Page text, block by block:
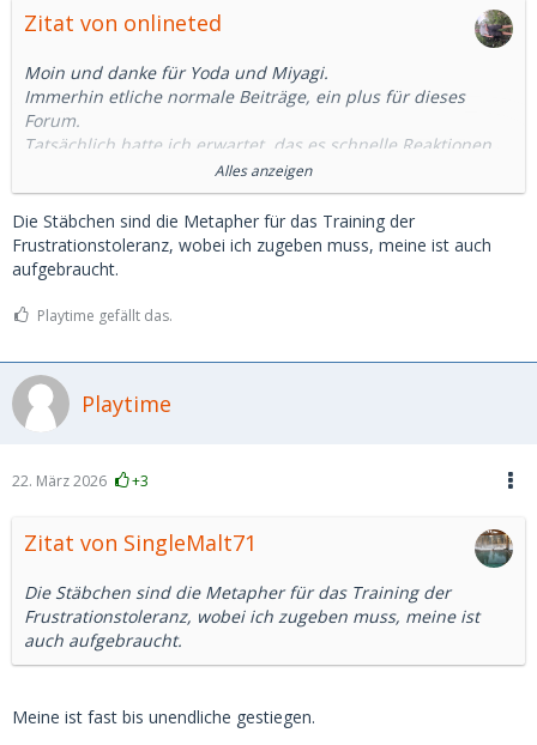
Zitat von onlineted
Moin und danke für Yoda und Miyagi.
Immerhin etliche normale Beiträge, ein plus für dieses
Forum.
Tatsächlich hatte ich erwartet, das es schnelle Reaktionen
gibt. Wenigstens ein "Kein Interesse".
Und ich habe schon ausschließlich regional kontaktiert.
An eingeflogenen SD habe ich kein Interesse.
Und: Ich bin der, um den es sich drehen sollte, nicht das SB.
Jedenfalls ist das meine Erwartungshaltung. Wenn ich
Wenn es nur um Geld und/oder Sex geht, bin ich eh raus,
Jedenfalls geh ich morgen erstmal zum Chinabuffet.
Stäbchen klauen....
Alles anzeigen
Die Stäbchen sind die Metapher für das Training der
Frustrationstoleranz, wobei ich zugeben muss, meine ist auch
aufgebraucht.
Playtime gefällt das.
Playtime
22. März 2026 +3
Zitat von SingleMalt71
Die Stäbchen sind die Metapher für das Training der
Frustrationstoleranz, wobei ich zugeben muss, meine ist
auch aufgebraucht.
Meine ist fast bis unendliche gestiegen.